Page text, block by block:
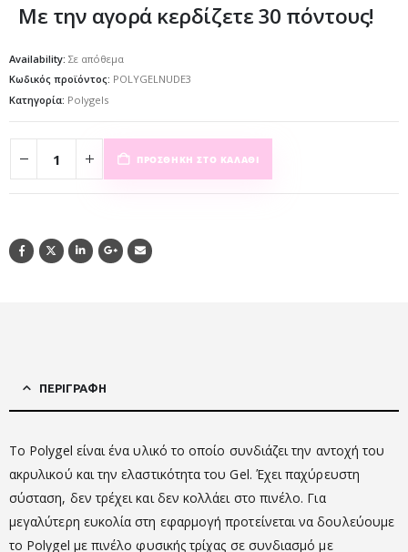
Με την αγορά κερδίζετε 30 πόντους!
Availability: Σε απόθεμα
Κωδικός προϊόντος: POLYGELNUDE3
Κατηγορία: Polygels
ΠΡΟΣΘΉΚΗ ΣΤΟ ΚΑΛΆΘΙ
ΠΕΡΙΓΡΑΦΉ
Το Polygel είναι ένα υλικό το οποίο συνδιάζει την αντοχή του
ακρυλικού και την ελαστικότητα του Gel. Έχει παχύρευστη
σύσταση, δεν τρέχει και δεν κολλάει στο πινέλο. Για
μεγαλύτερη ευκολία στη εφαρμογή προτείνεται να δουλεύουμε
το Polygel με πινέλο φυσικής τρίχας σε συνδιασμό με